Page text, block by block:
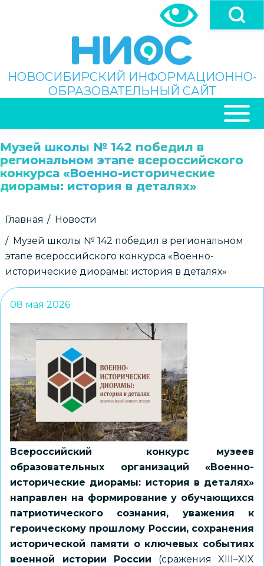
Поиск
НОВОСИБИРСКИЙ ИНФОРМАЦИОННО-
ОБРАЗОВАТЕЛЬНЫЙ САЙТ
НАВИГАЦИЯ
Музей школы № 142 победил в
региональном этапе всероссийского
конкурса «Военно-исторические
диорамы: история в деталях»
Строка
Главная
Новости
Музей школы № 142 победил в региональном
этапе всероссийского конкурса «Военно-
исторические диорамы: история в деталях»
08 мая 2026
Всероссийский конкурс музеев
образовательных организаций «Военно-
исторические диорамы: история в деталях»
направлен на формирование у обучающихся
патриотического сознания, уважения к
героическому прошлому России, сохранения
исторической памяти о ключевых событиях
военной истории России (сражения XIII–XIX